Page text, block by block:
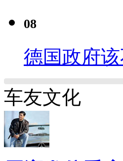
08
德国政府
车友文化